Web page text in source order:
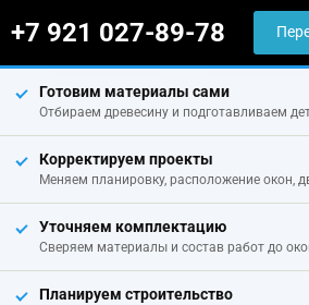
+7 921 027-89-78
Готовим материалы сами
Отбираем древесину и подготавливаем
Корректируем проекты
Меняем планировку, расположение окон,
Уточняем комплектацию
Сверяем материалы и состав работ до
Планируем строительство